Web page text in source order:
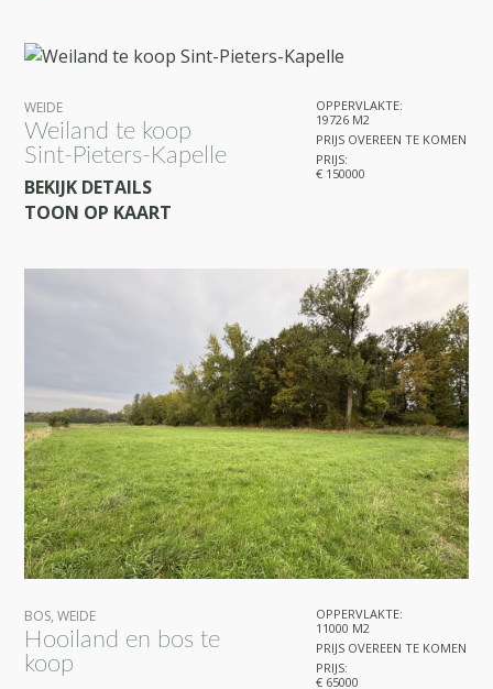
WEIDE
Weiland te koop
Sint-Pieters-Kapelle
BEKIJK DETAILS
TOON OP KAART
OPPERVLAKTE:
19726 M2
PRIJS OVEREEN TE KOMEN
PRIJS:
€ 150000
BOS,WEIDE
Hooiland en bos te
koop
OPPERVLAKTE:
11000 M2
PRIJS OVEREEN TE KOMEN
PRIJS:
€ 65000